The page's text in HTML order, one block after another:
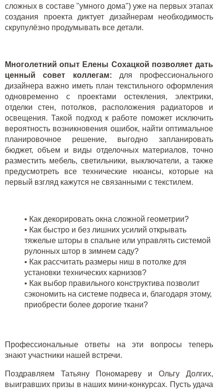
сложных в составе "умного дома") уже на первых этапах
создания проекта диктует дизайнерам необходимость
скрупулёзно продумывать все детали.
Многолетний опыт Елены Сохацкой позволяет дать
ценный совет коллегам: для профессионального
дизайнера важно иметь план текстильного оформления
одновременно с проектами остекления, электрики,
отделки стен, потолков, расположения радиаторов и
освещения. Такой подход к работе поможет исключить
вероятность возникновения ошибок, найти оптимальное
планировочное решение, выгодно запланировать
бюджет, объем и виды отделочных материалов, точно
разместить мебель, светильники, выключатели, а также
предусмотреть все технические нюансы, которые на
первый взгляд кажутся не связанными с текстилем.
• Как декорировать окна сложной геометрии?
• Как быстро и без лишних усилий открывать
тяжелые шторы в спальне или управлять системой
рулонных штор в зимнем саду?
• Как рассчитать размеры ниш в потолке для
установки технических карнизов?
• Как выбор правильного конструктива позволит
сэкономить на системе подвеса и, благодаря этому,
приобрести более дорогие ткани?
Профессиональные ответы на эти вопросы теперь
знают участники нашей встречи.
Поздравляем Татьяну Пономареву и Ольгу Долгих,
выигравших призы в наших мини-конкурсах. Пусть удача